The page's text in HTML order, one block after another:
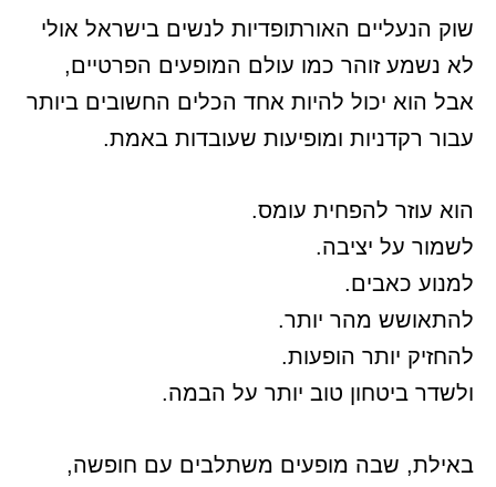
שוק הנעליים האורתופדיות לנשים בישראל אולי
לא נשמע זוהר כמו עולם המופעים הפרטיים,
אבל הוא יכול להיות אחד הכלים החשובים ביותר
עבור רקדניות ומופיעות שעובדות באמת.
הוא עוזר להפחית עומס.
לשמור על יציבה.
למנוע כאבים.
להתאושש מהר יותר.
להחזיק יותר הופעות.
ולשדר ביטחון טוב יותר על הבמה.
באילת, שבה מופעים משתלבים עם חופשה,